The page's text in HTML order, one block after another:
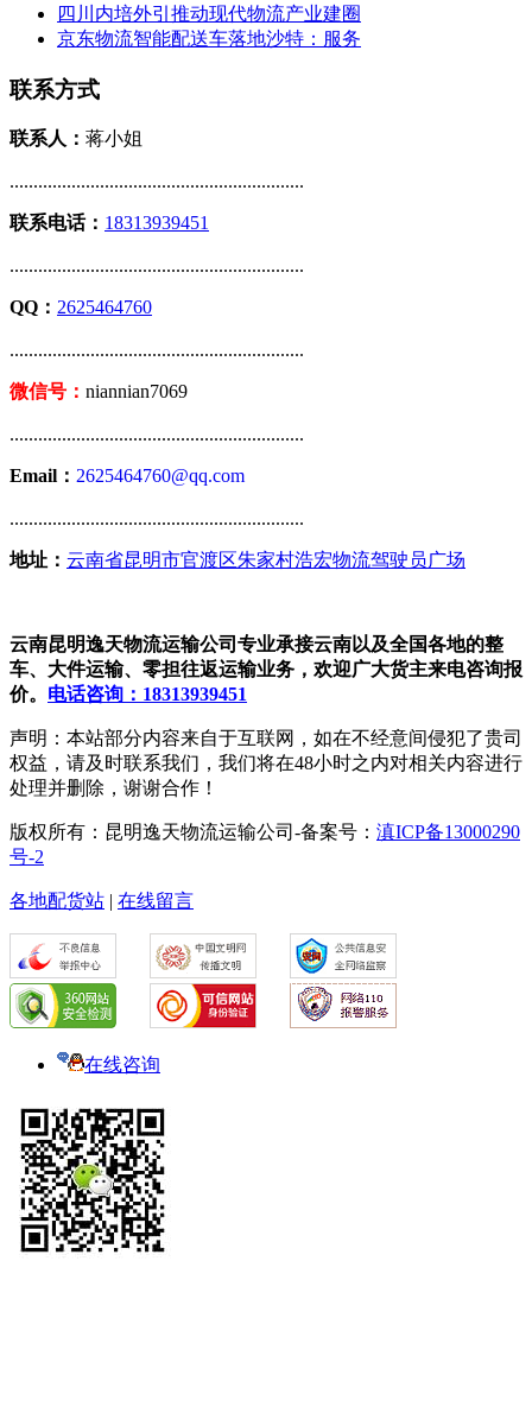
四川内培外引推动现代物流产业建圈
京东物流智能配送车落地沙特：服务
联系方式
联系人： 蒋小姐
..............................................................
联系电话： 18313939451
..............................................................
QQ： 2625464760
..............................................................
微信号： niannian7069
..............................................................
Email： 2625464760@qq.com
..............................................................
地址： 云南省昆明市官渡区朱家村浩宏物流驾驶员广场
云南昆明逸天物流运输公司专业承接云南以及全国各地的整
车、大件运输、零担往返运输业务，欢迎广大货主来电咨询报
价。 电话咨询：18313939451
声明：本站部分内容来自于互联网，如在不经意间侵犯了贵司
权益，请及时联系我们，我们将在48小时之内对相关内容进行
处理并删除，谢谢合作！
版权所有：昆明逸天物流运输公司-备案号： 滇ICP备13000290
号-2
各地配货站 | 在线留言
在线咨询